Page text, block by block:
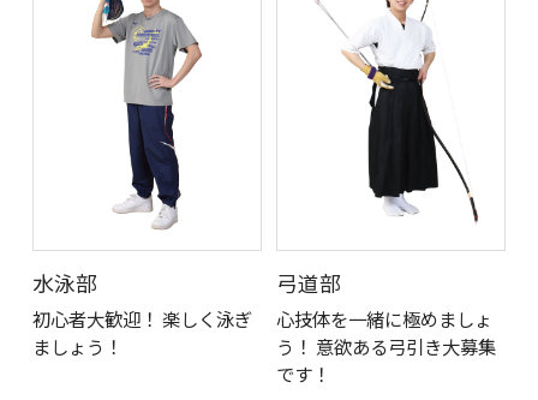
水泳部
初心者大歓迎！ 楽しく泳ぎ
ましょう！
弓道部
心技体を一緒に極めましょ
う！ 意欲ある弓引き大募集
です！